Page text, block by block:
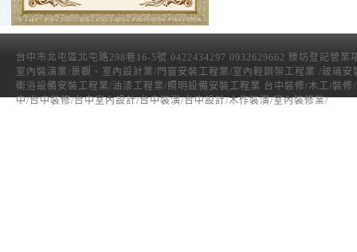
台中市北屯區北屯路298巷16-5號 0422434297 0932629662 臻坊登記營業
室內裝潢業/景觀、室內設計業/門窗安裝工程業/室內輕鋼架工程業 /玻璃安
衛浴設備安裝工程業/油漆工程業/照明設備安裝工程業 台中裝修/木工/裝修
中/台中裝修/台中室內設計/台中裝潢/台中設計/木作裝潢/室內裝修業/